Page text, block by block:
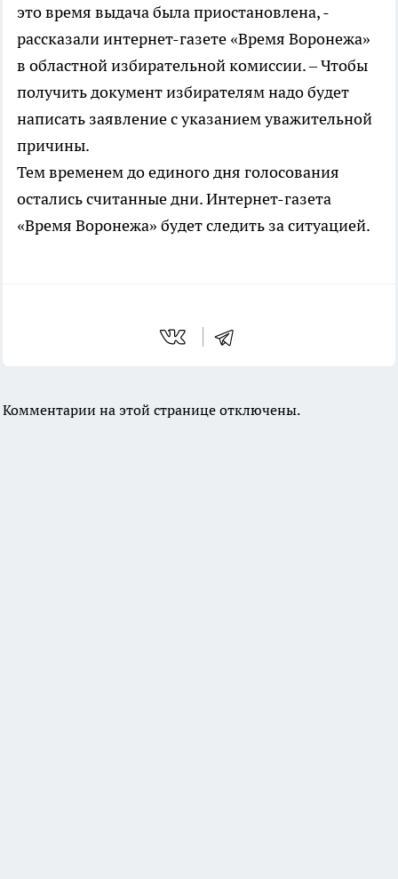
это время выдача была приостановлена, -
рассказали интернет-газете «Время Воронежа»
в областной избирательной комиссии. – Чтобы
получить документ избирателям надо будет
написать заявление с указанием уважительной
причины.
Тем временем до единого дня голосования
остались считанные дни. Интернет-газета
«Время Воронежа» будет следить за ситуацией.
Комментарии на этой странице отключены.